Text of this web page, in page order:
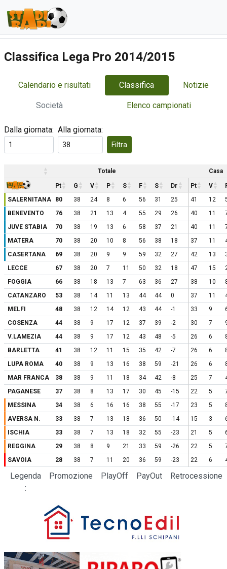
Classifica Lega Pro 2014/2015
Calendario e risultati Classifica Notizie
Società Elenco campionati
Dalla giornata: Alla giornata:
Filtra
Totale Casa
Pt G V P S F S Dr Pt V
SALERNITANA
80 38 24 8 6 56 31 25 41 12
BENEVENTO
76 38 21 13 4 55 29 26 40 11
JUVE STABIA
70 38 19 13 6 58 37 21 40 11
MATERA
70 38 20 10 8 56 38 18 37 11
CASERTANA
69 38 20 9 9 59 32 27 42 13
LECCE
67 38 20 7 11 50 32 18 47 15
FOGGIA
66 38 18 13 7 63 36 27 38 10
CATANZARO
53 38 14 11 13 44 44 0 37 11
MELFI
48 38 12 14 12 43 44 -1 33 9
COSENZA
44 38 9 17 12 37 39 -2 30 7
V.LAMEZIA
44 38 9 17 12 43 48 -5 26 6
BARLETTA
41 38 12 11 15 35 42 -7 26 6
LUPA ROMA
40 38 9 13 16 38 59 -21 26 6
MAR FRANCA
38 38 9 11 18 34 42 -8 25 7
PAGANESE
37 38 8 13 17 30 45 -15 22 5
MESSINA
34 38 6 16 16 38 55 -17 23 5
AVERSA N.
33 38 7 13 18 36 50 -14 15 3
ISCHIA
33 38 7 13 18 32 55 -23 21 5
REGGINA
29 38 8 9 21 33 59 -26 22 5
SAVOIA
28 38 7 11 20 36 59 -23 22 6
Legenda
:
Promozione PlayOff PayOut Retrocessione